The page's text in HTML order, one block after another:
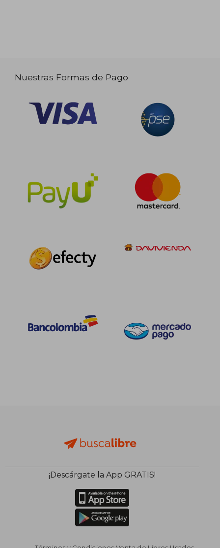
Nuestras Formas de Pago
¡Descárgate la App GRATIS!